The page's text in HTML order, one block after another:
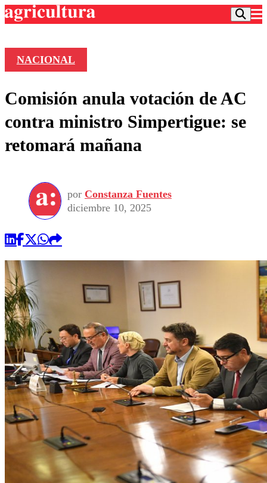
Frecuencias
Agricultura TV
Deportes
Colo Colo
Seleccion Chilena
Torneo Internacional
Universidad de Chile
Entretención
Economía
Internacional
Sustentabilidad
Publicaciones en medios
Opinión
NACIONAL
Comisión anula votación de AC
contra ministro Simpertigue: se
retomará mañana
por Constanza Fuentes
diciembre 10, 2025